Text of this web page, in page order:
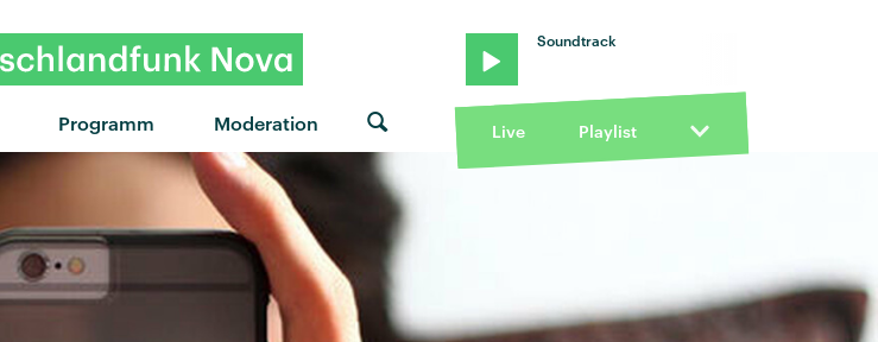
Programm Moderation
Soundtrack
Live Playlist